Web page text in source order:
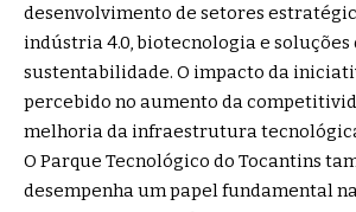
desenvolvimento de setores
indústria 4.0, biotecnologia e soluções
sustentabilidade. O impacto da
percebido no aumento da
melhoria da infraestrutura
O Parque Tecnológico do Tocantins
desempenha um papel fundamental